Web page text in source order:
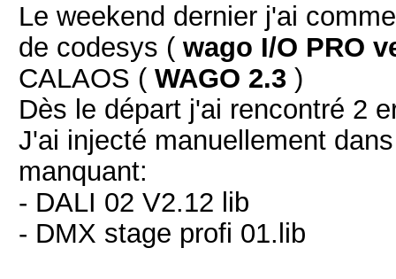
Le weekend dernier j'ai
de codesys ( wago I/O PRO
CALAOS ( WAGO 2.3 )
Dès le départ j'ai rencontré 2
J'ai injecté manuellement
manquant:
- DALI 02 V2.12 lib
- DMX stage profi 01.lib